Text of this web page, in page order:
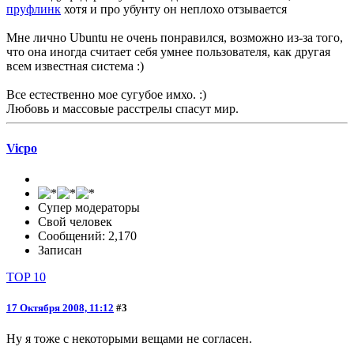
пруфлинк хотя и про убунту он неплохо отзывается
Мне лично Ubuntu не очень понравился, возможно из-за того,
что она иногда считает себя умнее пользователя, как другая
всем известная система :)
Все естественно мое сугубое имхо. :)
Любовь и массовые расстрелы спасут мир.
Vicpo
Супер модераторы
Свой человек
Сообщений: 2,170
Записан
TOP 10
17 Октября 2008, 11:12 #3
Ну я тоже с некоторыми вещами не согласен.